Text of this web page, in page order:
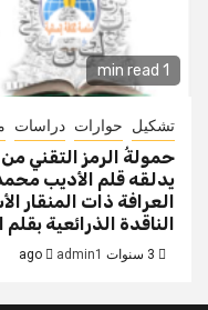
1 min read
تشكيل حوارات دراسات
حمولةُ الرمز التقني
يدلقه قلم الأديب
العرافة ذات المنقار
الناقدة الذرائعية
admin1